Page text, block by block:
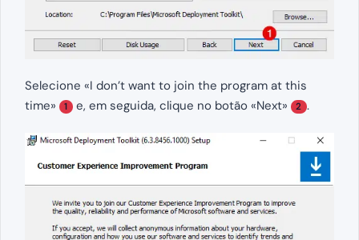
Selecione «I don’t want to join the program at this
time»
1 e, em seguida, clique no botão «Next» 2 .